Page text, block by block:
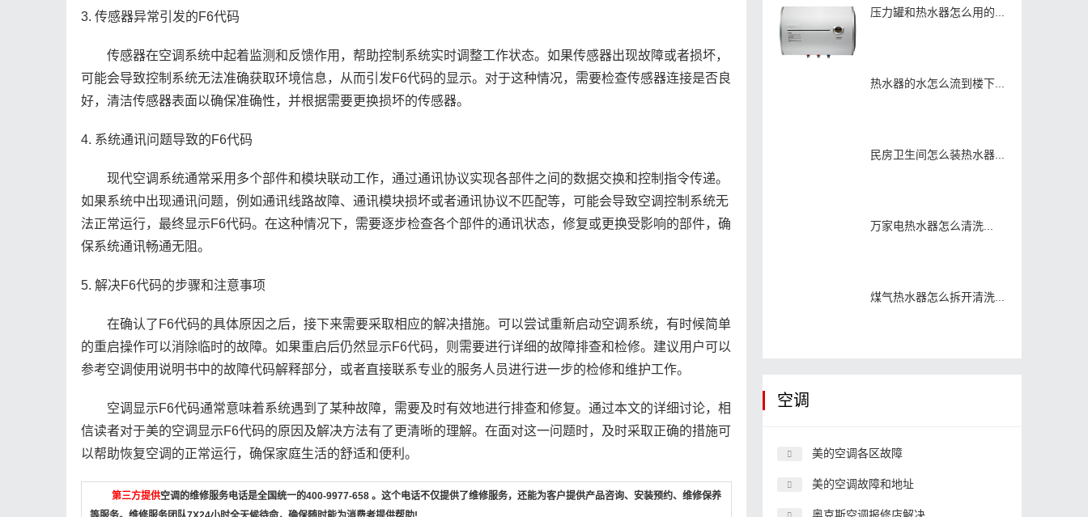
3. 传感器异常引发的F6代码
传感器在空调系统中起着监测和反馈作用，帮助控制系统实时调整工作状态。如果传感器出现故障或者损坏，
可能会导致控制系统无法准确获取环境信息，从而引发F6代码的显示。对于这种情况，需要检查传感器连接是否良
好，清洁传感器表面以确保准确性，并根据需要更换损坏的传感器。
4. 系统通讯问题导致的F6代码
现代空调系统通常采用多个部件和模块联动工作，通过通讯协议实现各部件之间的数据交换和控制指令传递。
如果系统中出现通讯问题，例如通讯线路故障、通讯模块损坏或者通讯协议不匹配等，可能会导致空调控制系统无
法正常运行，最终显示F6代码。在这种情况下，需要逐步检查各个部件的通讯状态，修复或更换受影响的部件，确
保系统通讯畅通无阻。
5. 解决F6代码的步骤和注意事项
在确认了F6代码的具体原因之后，接下来需要采取相应的解决措施。可以尝试重新启动空调系统，有时候简单
的重启操作可以消除临时的故障。如果重启后仍然显示F6代码，则需要进行详细的故障排查和检修。建议用户可以
参考空调使用说明书中的故障代码解释部分，或者直接联系专业的服务人员进行进一步的检修和维护工作。
空调显示F6代码通常意味着系统遇到了某种故障，需要及时有效地进行排查和修复。通过本文的详细讨论，相
信读者对于美的空调显示F6代码的原因及解决方法有了更清晰的理解。在面对这一问题时，及时采取正确的措施可
以帮助恢复空调的正常运行，确保家庭生活的舒适和便利。
第三方提供空调的维修服务电话是全国统一的400-9977-658 。这个电话不仅提供了维修服务，还能为客户提供产品咨询、安装预约、维修保养
压力罐和热水器怎么用的...
热水器的水怎么流到楼下...
民房卫生间怎么装热水器...
万家电热水器怎么清洗...
煤气热水器怎么拆开清洗...
空调
美的空调各区故障
美的空调故障和地址
奥克斯空调报修店解决